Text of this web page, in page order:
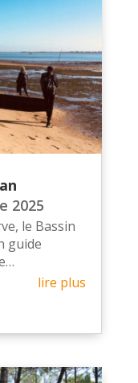
2025
le Bassin
guide
lire plus